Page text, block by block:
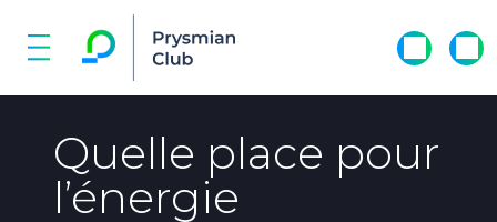
Quelle place pour
l’énergie